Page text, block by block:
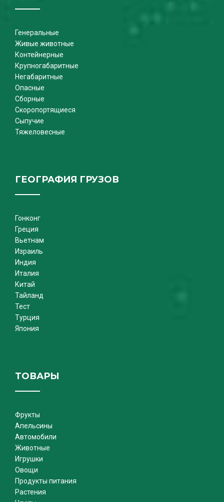
Генеральные
Живые животные
Контейнерные
Крупногабаритные
Негабаритные
Опасные
Сборные
Скоропортящиеся
Сыпучие
Тяжеловесные
ГЕОГРАФИЯ ГРУЗОВ
Гонконг
Греция
Вьетнам
Израиль
Индия
Италия
Китай
Тайланд
Тест
Турция
Япония
ТОВАРЫ
Фрукты
Апельсины
Автомобили
Животные
Игрушки
Овощи
Продукты питания
Растения